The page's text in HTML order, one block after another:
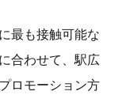
最も接触可能な
合わせて、駅広
ロモーション方